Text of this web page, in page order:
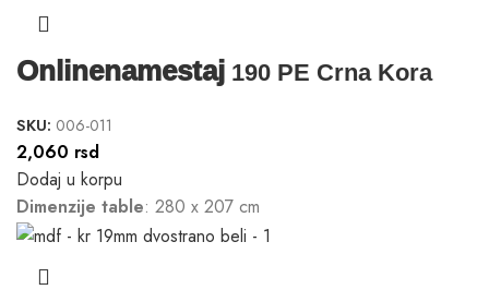
Onlinenamestaj 190 PE Crna Kora
SKU: 006-011
2,060 rsd
Dodaj u korpu
Dimenzije table: 280 x 207 cm